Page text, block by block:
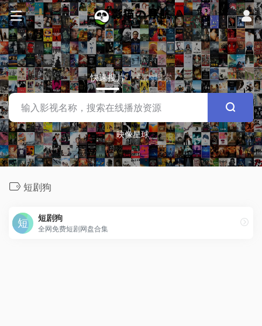
快速搜片 站内搜索
映像星球
短剧狗
短剧狗
全网免费短剧网盘合集